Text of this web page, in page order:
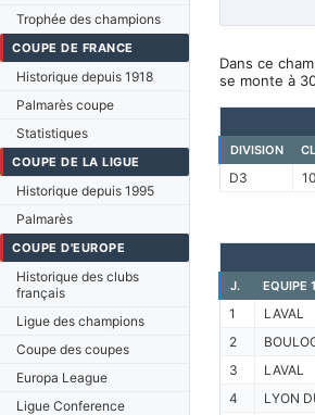
Trophée des champions
COUPE DE FRANCE
Historique depuis 1918
Palmarès coupe
Statistiques
COUPE DE LA LIGUE
Historique depuis 1995
Palmarès
COUPE D'EUROPE
Historique des clubs
français
Ligue des champions
Coupe des coupes
Europa League
Ligue Conference
Dans ce
se monte à
DIVISION
D3 10
J.
EQUIPE 1
1 LAVAL
2
3
LAVAL
4
LYON